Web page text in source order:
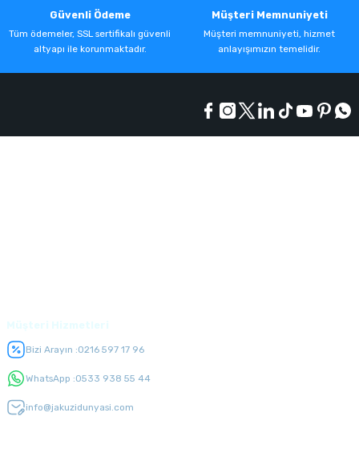
Güvenli Ödeme
Tüm ödemeler, SSL sertifikalı güvenli
altyapı ile korunmaktadır.
Müşteri Memnuniyeti
Müşteri memnuniyeti, hizmet
anlayışımızın temelidir.
Bizi Arayın :0216 597 17 96
WhatsApp :0533 938 55 44
info@jakuzidunyasi.com